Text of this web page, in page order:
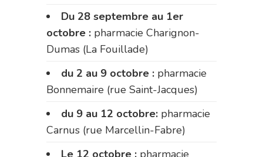
Du 28 septembre au 1er
octobre : pharmacie Charignon-
Dumas (La Fouillade)
du 2 au 9 octobre : pharmacie
Bonnemaire (rue Saint-Jacques)
du 9 au 12 octobre: pharmacie
Carnus (rue Marcellin-Fabre)
Le 12 octobre : pharmacie